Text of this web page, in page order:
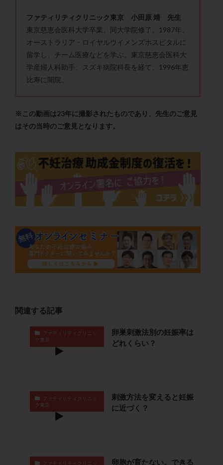
ファティリティクリニック東京 小田原 靖 先生
東京慈恵会医科大学卒業、同大学院修了。1987年、
オーストラリア・ロイヤルウイメンズホスピタルに
留学し、チーム医療などを学ぶ。東京慈恵会医科大
学産婦人科助手、スズキ病院科長を経て、1996年恵
比寿に開院。
※この動画は23年に撮影されたものであり、先生のご意見
はその当時のご意見となります。
関連する記事
ファティリティクリニッ
ク東京
卵巣刺激法別の妊娠率は
どれくらい？
ファティリティクリニッ
ク東京
刺激方法を変えると妊娠
に近づく？
ファティリティクリニッ 卵胞が育たない。できる
保険適用
偽嚢胞
偽閉経療法
先天性甲状腺機能低下症
先進医療
免疫異常
内膜スクラッチ
再発率 再開
凍結卵
凍結卵子
凍結卵移送 凍結精子
凍結胚
凍結胚盤胞
分割胚凍結
初期胚 初期胚凍結
初期胚移植
初診
刺激周期 刺激方法
卵の数
卵の質 卵の輸送
卵子
卵子の老化
卵子の質 卵子凍結
卵子提供
卵巣
卵巣の吊り上げ 卵巣刺激
卵巣嚢腫
卵巣多孔
卵巣年齢 卵巣機能
卵巣機能不全
卵管切除
卵管卵巣膿瘍 卵管水腫
卵管狭窄
卵管留血症
卵管通水 卵管造影
卵管造影検査
卵管閉塞
卵胞 原因不明
双子
培養士
変性卵
多嚢胞性卵巣症候群
多精子授精
奇形率
妊娠リスク
婦人科疾患
子宮
子宮内フローラ
子宮内細菌叢検査
子宮卵管造影検査
子宮収縮 子宮外妊娠